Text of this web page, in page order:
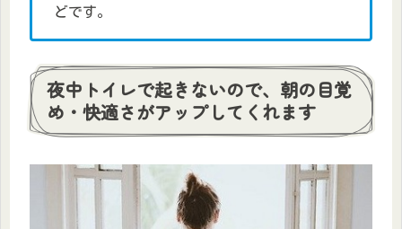
どです。
夜中トイレで起きないので、朝の目覚
め・快適さがアップしてくれます